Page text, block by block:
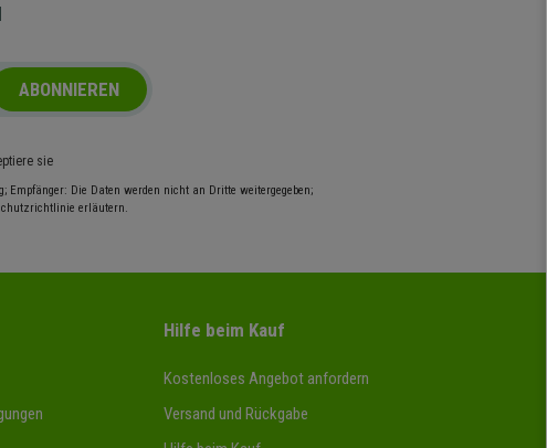
ABONNIEREN
sie
Empfänger: Die Daten werden nicht an Dritte weitergegeben;
erläutern.
Hilfe beim Kauf
Kostenloses Angebot anfordern
Versand und Rückgabe